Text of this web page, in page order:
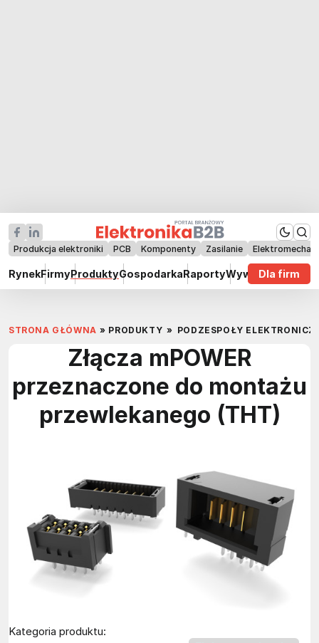
Produkcja elektroniki PCB Komponenty Zasilanie
RynekFirmyProduktyGospodarkaRaportyWywiadyDla firm
STRONA GŁÓWNA » PRODUKTY » PODZESPOŁY
Złącza mPOWER
przeznaczone do montażu
przewlekanego (THT)
Kategoria produktu: